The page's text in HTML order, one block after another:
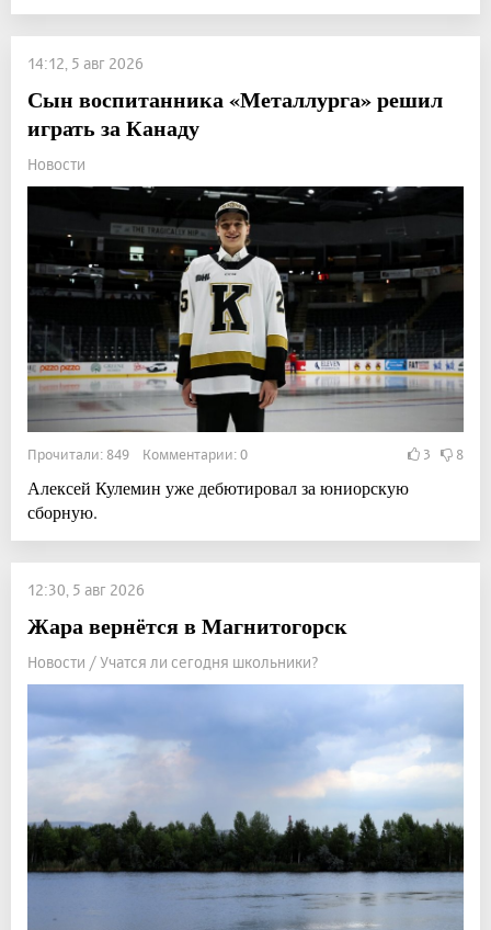
14:12, 5 авг 2026
Сын воспитанника «Металлурга» решил
играть за Канаду
Новости
Прочитали: 849 Комментарии: 0 3 8
Алексей Кулемин уже дебютировал за юниорскую
сборную.
12:30, 5 авг 2026
Жара вернётся в Магнитогорск
Новости / Учатся ли сегодня школьники?